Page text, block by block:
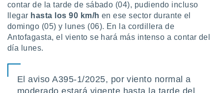
datos
momento
en
en
contar de la tarde de sábado (04), pudiendo incluso
llegar hasta los 90 km/h en ese sector durante el
domingo (05) y lunes (06). En la cordillera de
Antofagasta, el viento se hará más intenso a contar del
día lunes.
El aviso A395-1/2025, por viento normal a
moderado estará vigente hasta la tarde del